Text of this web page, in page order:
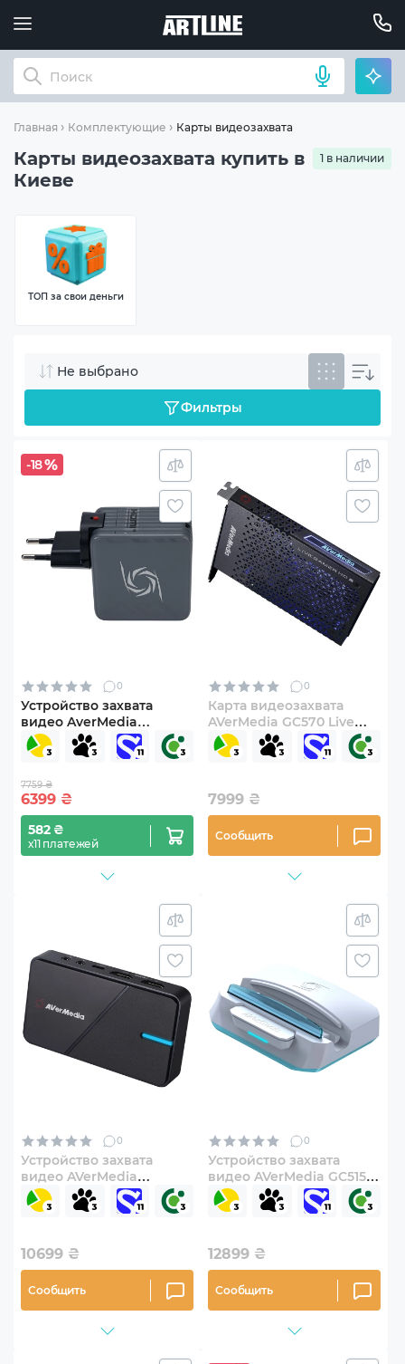
Главная Комплектующие Карты видеозахвата
Карты видеозахвата купить в
Киеве
1 в наличии
ТОП за свои деньги
Не выбрано
Фильтры
-18
0
Устройство захвата
видео AverMedia
GC313Pro Elite Go Black
(61GC313PR0A4)
7759 ₴
6399 ₴
582 ₴
х11 платежей
0
Карта видеозахвата
AVerMedia GC570 Live
Gamer HD 2
(61GC5700A0AB)
7999 ₴
Сообщить
0
Устройство захвата
видео AVerMedia
GC551G2 Live Gamer
Extreme 3
10699 ₴
Сообщить
0
Устройство захвата
видео AVerMedia GC515
X'TRA GO (61GC515000AX)
12899 ₴
Сообщить